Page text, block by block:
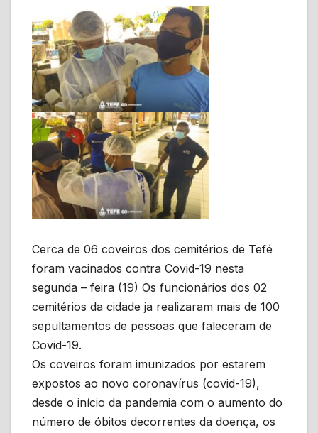
Cerca de 06 coveiros dos cemitérios de Tefé
foram vacinados contra Covid-19 nesta
segunda – feira (19) Os funcionários dos 02
cemitérios da cidade ja realizaram mais de 100
sepultamentos de pessoas que faleceram de
Covid-19.
Os coveiros foram imunizados por estarem
expostos ao novo coronavírus (covid-19),
desde o início da pandemia com o aumento do
número de óbitos decorrentes da doença, os